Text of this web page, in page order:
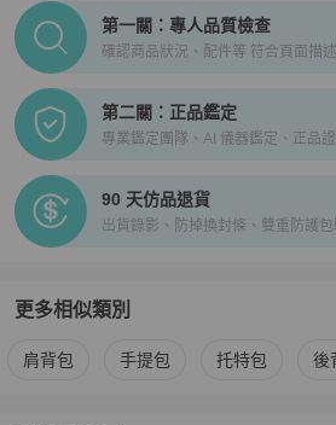
PopChill拍拍圈正品驗證、安心購檢
第一關：專人品質檢查
確認商品狀況、配件等 符合頁面描述
第二關：正品鑑定
專業鑑定團隊、AI 儀器鑑定、正品
90 天仿品退貨
出貨錄影、防掉換封條、雙重防護包
更多相似類別
更多Dior 相似商品推薦
肩背包 手提包 托特包 後